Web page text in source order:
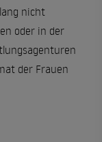
nicht
oder in der
der Frauen